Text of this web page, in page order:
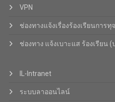
VPN
ช่องทางแจ้งเรื่องร้องเรียนการ
ช่องทาง แจ้งเบาะแส ร้องเรียน (
IL-Intranet
ระบบลาออนไลน์